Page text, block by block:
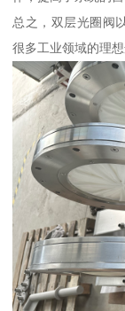
总之，双层光圈阀
很多工业领域的理想